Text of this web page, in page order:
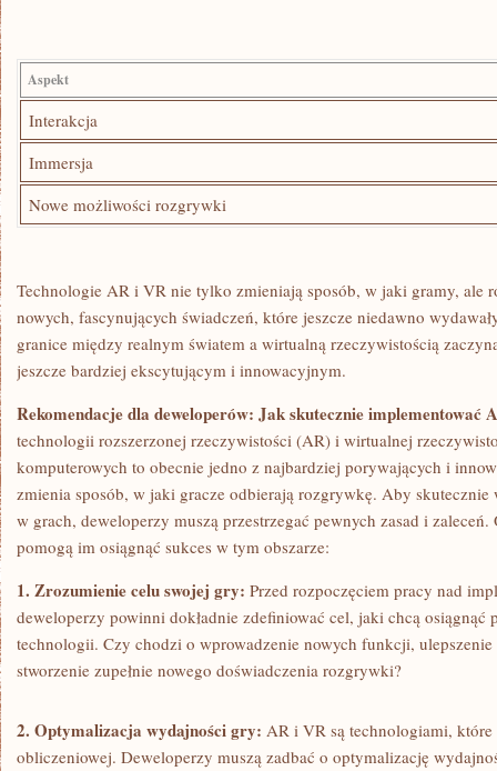
Aspekt
Interakcja
Immersja
Nowe możliwości rozgrywki
Technologie AR i VR nie tylko⁣ zmieniają sposób, w jaki ‍gramy, ale
nowych, fascynujących świadczeń, które ​jeszcze niedawno
granice⁢ między realnym światem a wirtualną rzeczywistością
jeszcze bardziej ⁤ekscytującym i innowacyjnym.
Rekomendacje dla deweloperów: Jak skutecznie implementować
technologii rozszerzonej rzeczywistości (AR) i wirtualnej
komputerowych to⁣ obecnie jedno⁤ z najbardziej porywających i
zmienia sposób, w ⁢jaki gracze odbierają⁤ rozgrywkę. Aby
w grach, deweloperzy muszą przestrzegać pewnych zasad i
pomogą ⁢im osiągnąć sukces w tym ⁢obszarze:
1. Zrozumienie celu⁢ swojej gry: Przed⁤ rozpoczęciem pracy nad
deweloperzy powinni dokładnie zdefiniować‌ cel, jaki chcą ‌osiągnąć
technologii. Czy chodzi ​o wprowadzenie nowych ​funkcji,
stworzenie zupełnie nowego doświadczenia rozgrywki?
2. Optymalizacja wydajności​ gry: AR i VR są technologiami,
obliczeniowej.⁣ Deweloperzy muszą zadbać o optymalizację